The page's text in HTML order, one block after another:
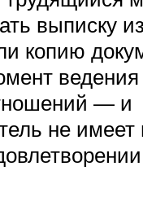
выписку
копию
ведения
— и
не имеет